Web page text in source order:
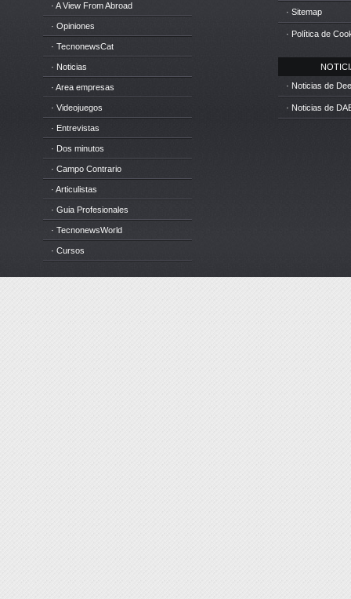
· A View From Abroad
· Opiniones
· TecnonewsCat
· Noticias
· Area empresas
· Videojuegos
· Entrevistas
· Dos minutos
· Campo Contrario
· Articulistas
· Guia Profesionales
· TecnonewsWorld
· Cursos
· Sitemap
· Política de
· Noticias de
· Noticias de